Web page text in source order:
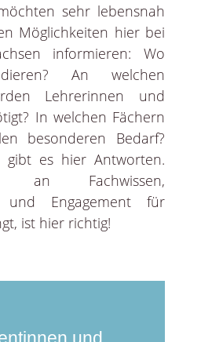
sehr lebensnah
Möglichkeiten hier bei
informieren: Wo
An welchen
Lehrerinnen und
In welchen Fächern
besonderen Bedarf?
gibt es hier Antworten.
an Fachwissen,
und Engagement für
ist hier richtig!